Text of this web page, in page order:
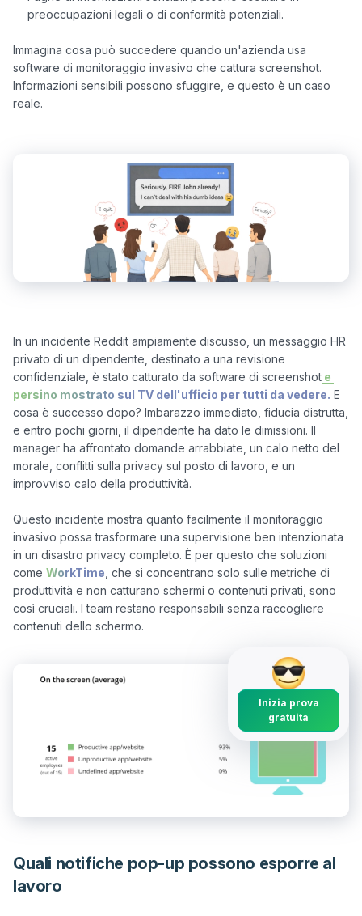
preoccupazioni legali o di conformità potenziali.
Immagina cosa può succedere quando un'azienda usa
software di monitoraggio invasivo che cattura screenshot.
Informazioni sensibili possono sfuggire, e questo è un caso
In un incidente Reddit ampiamente discusso, un messaggio HR
privato di un dipendente, destinato a una revisione
confidenziale, è stato catturato da software di screenshot e
persino mostrato sul TV dell'ufficio per tutti da vedere. E
cosa è successo dopo? Imbarazzo immediato, fiducia distrutta,
e entro pochi giorni, il dipendente ha dato le dimissioni. Il
manager ha affrontato domande arrabbiate, un calo netto del
morale, conflitti sulla privacy sul posto di lavoro, e un
improvviso calo della produttività.
Questo incidente mostra quanto facilmente il monitoraggio
invasivo possa trasformare una supervisione ben intenzionata
in un disastro privacy completo. È per questo che soluzioni
come WorkTime , che si concentrano solo sulle metriche di
produttività e non catturano schermi o contenuti privati, sono
così cruciali. I team restano responsabili senza raccogliere
Inizia prova
gratuita
Quali notifiche pop-up possono esporre al
lavoro